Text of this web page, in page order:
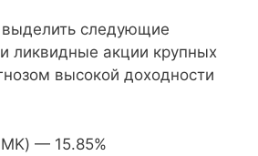
Тикер
выделить следующие
ликвидные акции крупных
высокой доходности
— 15.85%